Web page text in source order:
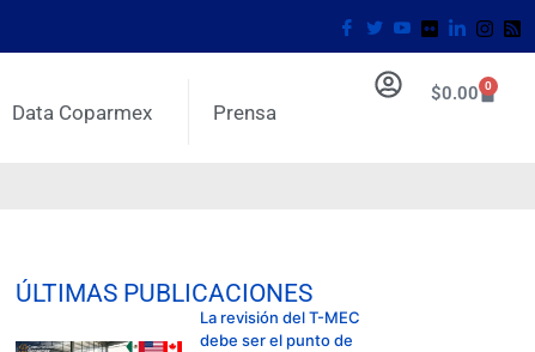
Data Coparmex Prensa
$0.00 0
ÚLTIMAS PUBLICACIONES
La revisión del T-MEC
debe ser el punto de